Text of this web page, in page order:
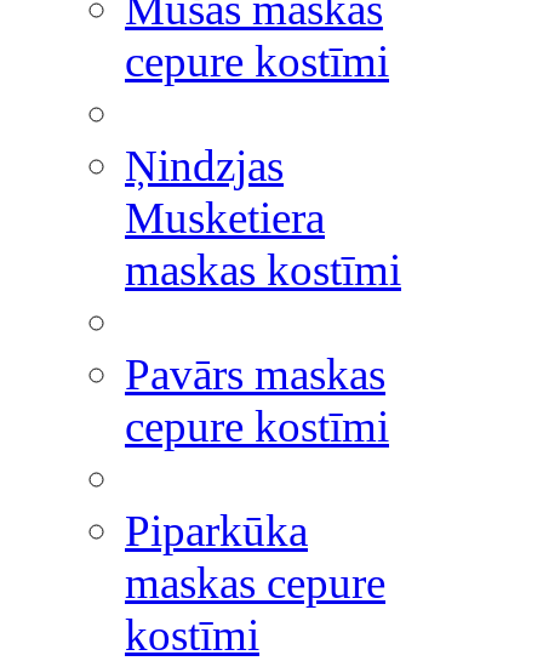
cepure kostīmi
Ņindzjas
Musketiera
maskas kostīmi
Pavārs maskas
cepure kostīmi
Piparkūka
maskas cepure
kostīmi